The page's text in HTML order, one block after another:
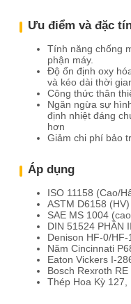
Ưu điểm và đặc
Tính năng chống
phận máy.
Độ ổn định oxy
và kéo dài thời
Công thức thân
Ngăn ngừa sự
định nhiệt đáng
hơn
Giảm chi phí bảo
Áp dụng
​ISO 11158 (Cao/
ASTM D6158 (HV)
SAE MS 1004
DIN 51524 PHẦN
Denison HF-0/HF-
Năm Cincinnati
Eaton Vickers I-
Bosch Rexroth
Thép Hoa Kỳ 127,